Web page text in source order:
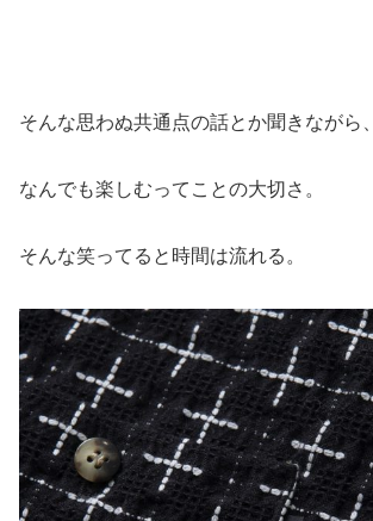
そんな思わぬ共通点の話とか聞きながら、
なんでも楽しむってことの大切さ。
そんな笑ってると時間は流れる。